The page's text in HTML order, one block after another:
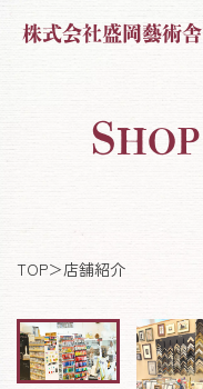
株式会社盛岡藝術舎
SHOP
TOP＞店舗紹介